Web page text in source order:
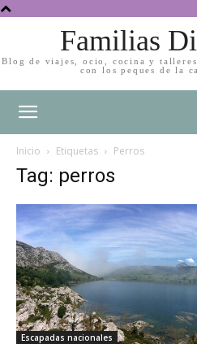
Familias
Blog de viajes, ocio, cocina y
con los peques de la
Inicio Etiquetas Perros
Tag: perros
Escapadas nacionales